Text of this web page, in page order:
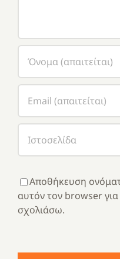
Αποθήκευση
αυτόν τον browser
σχολιάσω.